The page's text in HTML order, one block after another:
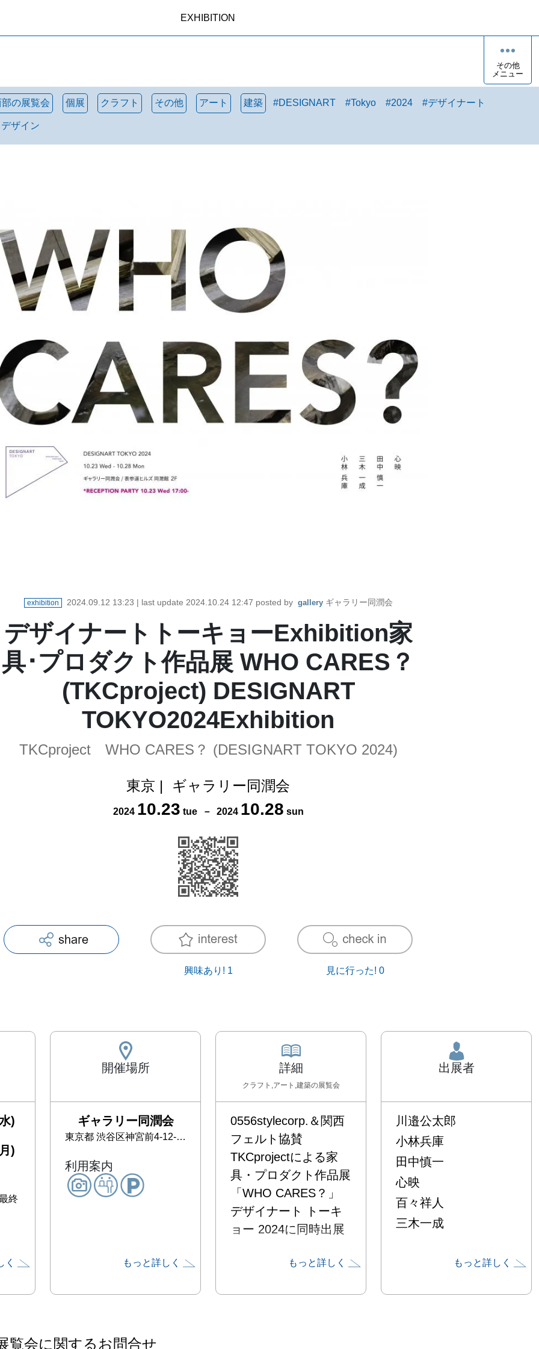
EXHIBITION
その他
メニュー
の展覧会 個展 クラフト その他 アート 建築 #DESIGNART #Tokyo #2024 #デザイナート
ザイン
exhibition 2024.09.12 13:23 | last update 2024.10.24 12:47 posted by gallery ギャラリー同潤会
デザイナートトーキョーExhibition家
具･プロダクト作品展 WHO CARES？
(TKCproject) DESIGNART
TOKYO2024Exhibition
TKCproject WHO CARES？ (DESIGNART TOKYO 2024)
東京 | ギャラリー同潤会
2024 10.23 tue－ 2024 10.28 sun
興味あり! 1 見に行った! 0
)
)
終
く
開催場所
ギャラリー同潤会
東京都 渋谷区神宮前4-12-10 表参道ヒルズ・同潤館（同潤会青山アパート再生棟）
利用案内
もっと詳しく
詳細
クラフト,アート,建築の展覧会
0556stylecorp.＆関西
フェルト協賛
TKCprojectによる家
具・プロダクト作品展
「WHO CARES？」
デザイナート トーキ
ョー 2024に同時出展
家具デザインに携わる
もっと詳しく
出展者
川邉公太郎
小林兵庫
田中慎一
心映
百々祥人
三木一成
もっと詳しく
覧会に関するお問合せ